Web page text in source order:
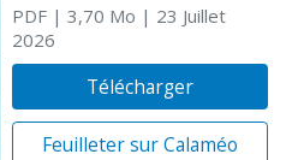
PDF| 3,70 Mo | 23 Juillet
2026
Télécharger
Feuilleter sur Calaméo